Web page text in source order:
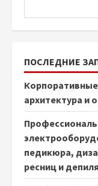
ПОСЛЕДНИЕ
архитектура и
педикюра,
ресниц и